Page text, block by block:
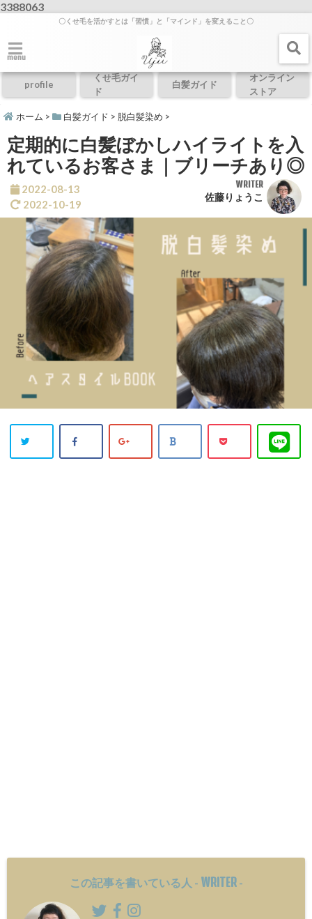
3388063
〇くせ毛を活かすとは「習慣」と「マインド」を変えること〇
menu
profile
くせ毛ガイ
ド
白髪ガイド
オンライン
ストア
ホーム > 白髪ガイド > 脱白髪染め >
定期的に白髪ぼかしハイライトを入
れているお客さま｜ブリーチあり◎
2022-08-13
2022-10-19
WRITER
佐藤りょうこ
この記事を書いている人 - WRITER-